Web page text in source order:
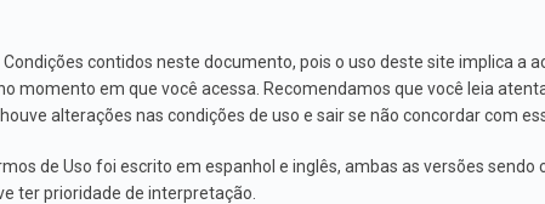
contidos neste documento, pois o uso deste site implica a
momento em que você acessa. Recomendamos que você leia
alterações nas condições de uso e sair se não concordar com
de Uso foi escrito em espanhol e inglês, ambas as versões
ter prioridade de interpretação.